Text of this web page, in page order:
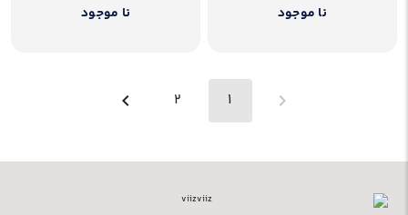
نا موجود نا موجود
1
2